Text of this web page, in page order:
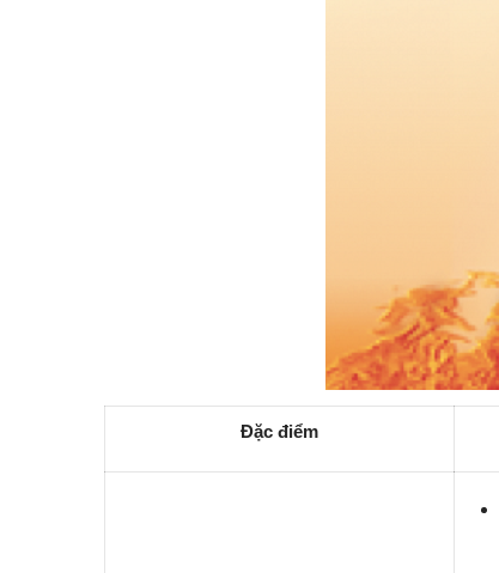
Đặc điểm